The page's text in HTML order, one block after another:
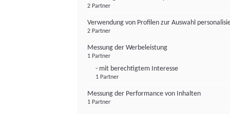
2 Partner
Verwendung von Profilen zur Auswahl
2 Partner
Messung der Werbeleistung
1 Partner
- mit berechtigtem Interesse
1 Partner
Messung der Performance von Inhalten
1 Partner